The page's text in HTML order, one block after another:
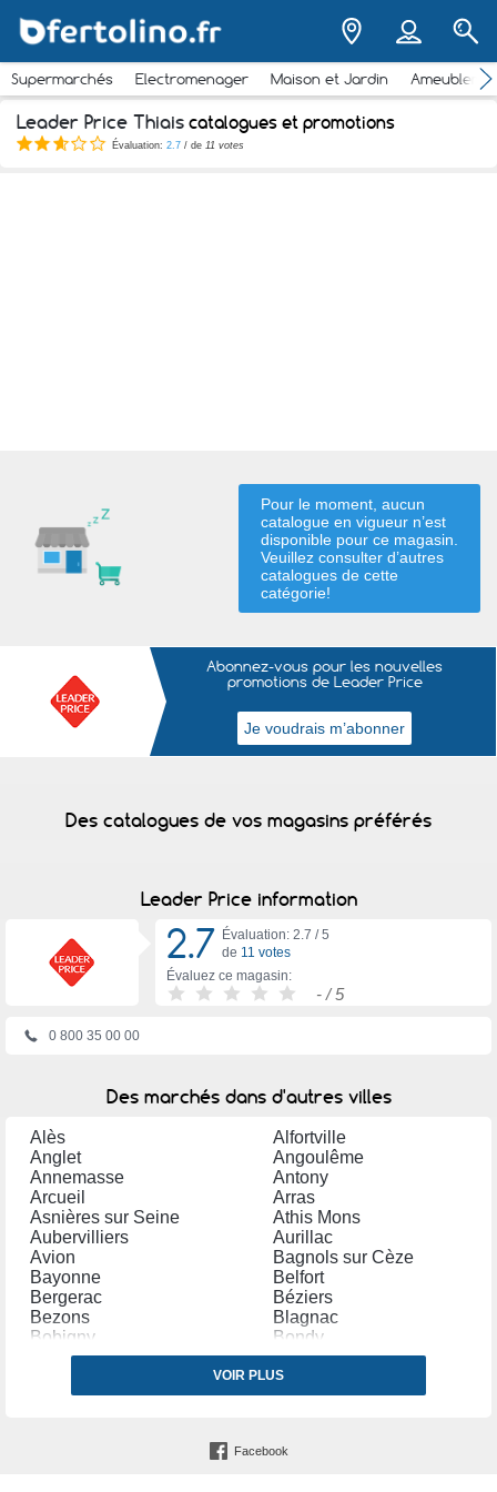
Supermarchés Electromenager Maison et Jardin
Leader Price Thiais catalogues et promotions
Évaluation: 2.7 / de 11 votes
Pour le moment, aucun
catalogue en vigueur n’est
disponible pour ce magasin.
Veuillez consulter d’autres
catalogues de cette
catégorie!
Abonnez-vous pour les nouvelles
promotions de Leader Price
Des catalogues de vos magasins préférés
Leader Price information
2.7 Évaluation: 2.7 /5
de 11 votes
Évaluez ce magasin:
- / 5
0 800 35 00 00
Des marchés dans d'autres villes
Alès
Alfortville
Anglet
Angoulême
Annemasse
Antony
Arcueil
Arras
Asnières sur Seine
Athis Mons
Aubervilliers
Aurillac
Avion
Bagnols sur Cèze
Bayonne
Belfort
Bergerac
Béziers
Bezons
Blagnac
Bobigny
Bondy
Bordeaux
Bourg en Bresse
Brétigny sur Orge
Brive la Gaillarde
Bron
Chambéry
VOIR PLUS
Facebook